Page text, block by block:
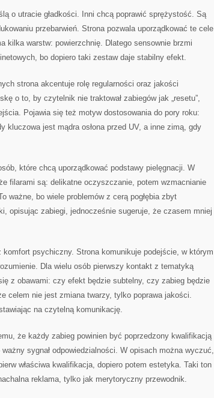
o utracie gładkości. Inni chcą poprawić sprężystość. Są
przebarwień. Strona pozwala uporządkować te cele
kilka warstw: powierzchnię. Dlatego sensownie brzmi
bo dopiero taki zestaw daje stabilny efekt.
strona akcentuje rolę regularności oraz jakości
o to, by czytelnik nie traktował zabiegów jak „resetu”,
Pojawia się też motyw dostosowania do pory roku:
kluczowa jest mądra osłona przed UV, a inne zimą, gdy
które chcą uporządkować podstawy pielęgnacji. W
filarami są: delikatne oczyszczanie, potem wzmacnianie
ważne, bo wiele problemów z cerą pogłębia zbyt
opisując zabiegi, jednocześnie sugeruje, że czasem mniej
psychiczny. Strona komunikuje podejście, w którym
Dla wielu osób pierwszy kontakt z tematyką
z obawami: czy efekt będzie subtelny, czy zabieg będzie
celem nie jest zmiana twarzy, tylko poprawa jakości.
na czytelną komunikację.
że każdy zabieg powinien być poprzedzony kwalifikacją
sygnał odpowiedzialności. W opisach można wyczuć,
właściwa kwalifikacja, dopiero potem estetyka. Taki ton
reklama, tylko jak merytoryczny przewodnik.